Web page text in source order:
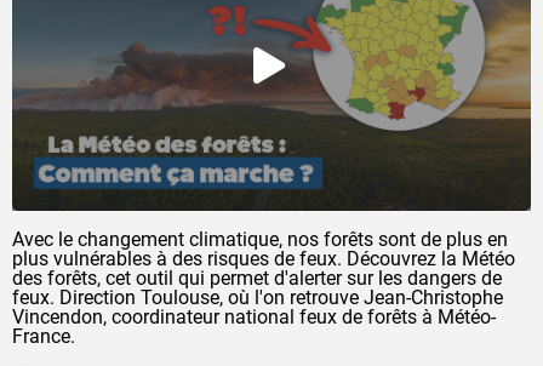
Avec le changement climatique, nos forêts sont de plus en
plus vulnérables à des risques de feux. Découvrez la Météo
des forêts, cet outil qui permet d'alerter sur les dangers de
feux. Direction Toulouse, où l'on retrouve Jean-Christophe
Vincendon, coordinateur national feux de forêts à Météo-
France.